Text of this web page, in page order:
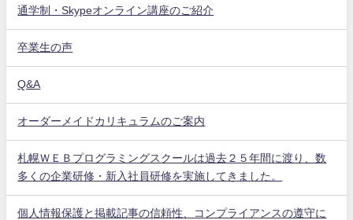
通学制・Skypeオンライン講座のご紹介
卒業生の声
Q&A
オーダーメイドカリキュラムのご案内
札幌ＷＥＢプログラミングスクールは過去２５年間に渡り、数
多くの企業研修・新入社員研修を実施してきました。
個人情報保護と掲載記事の信頼性、コンプライアンスの遵守に